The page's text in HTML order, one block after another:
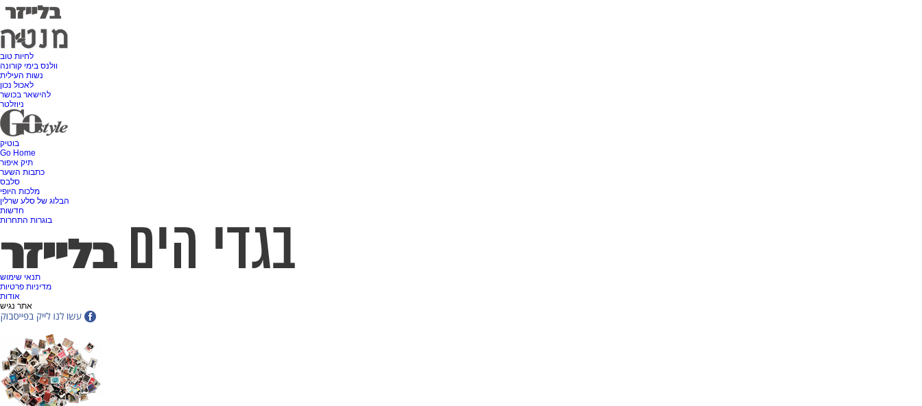
לחיות טוב
וולנס בימי קורונה
נשות העילית
לאכול נכון
להישאר בכושר
ניוזלטר
בוטיק
Go Home
תיק איפור
כתבות השער
סלבס
מלכות היופי
הבלוג של סלע שרלין
חדשות
בוגרות התחרות
תנאי שימוש
מדיניות פרטיות
אודות
אתר נגיש